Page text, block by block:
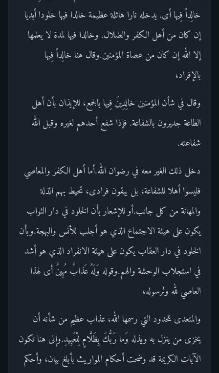
خالِداً فِيها أى. يدخله نارا هائلة عظيمة خالدا فيها خلودا أبديا
إن كان من أهل الكفر والضلال. وخالدا فيها لمدة لا يعلمها
إلا الله إن كان من عصاة المؤمنين.وقال هنا خالِداً فِيها
بالإفراد،
وقال في شأن المؤمنين خالِدِينَ فِيها بالجمع، للإيذان بأن أهل
الطاعة جديرون بالشفاعة. فإذا شفع أحدهم لغيره وقبل الله
شفاعته.
دخل ذلك الغير معه في رضوان الله.أما أهل الكفر والمعاصي
فليسوا أهلا للشفاعة، بل يبقون فرادى، تحيط بهم الذلة
والمهانة من كل جانب.أو للإشعار بأن الخلود في دار الثواب
يكون على هيئة الاجتماع الذي هو أجلب للأنس والبهجة.وبأن
الخلود في دار العقاب يكون على هيئة الانفراد الذي هو أشد
في استجلاب الوحشة والهم.وقوله وَلَهُ عَذابٌ مُهِينٌ أى لهذا
العاصي لله ولرسوله،
والمتعدى للحدود التي رسمها الله، عذاب عظيم من شأنه أن
يخزى من ينزل به ويذله وَما رَبُّكَ بِظَلَّامٍ لِلْعَبِيدِ.وإلى هنا تكون
الآيات الكريمة قد وضحت أحكام المواريث بأبلغ بيان، وأحكم